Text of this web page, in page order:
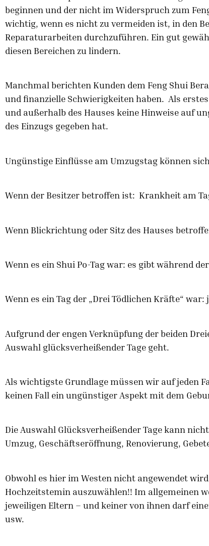
beginnen und der nicht im Widerspruch zum
wichtig, wenn es nicht zu vermeiden ist, in den
Reparaturarbeiten durchzuführen. Ein gut
diesen Bereichen zu lindern.
Manchmal berichten Kunden dem Feng Shui
und finanzielle Schwierigkeiten haben. Als
und außerhalb des Hauses keine Hinweise auf
des Einzugs gegeben hat.
Ungünstige Einflüsse am Umzugstag können
Wenn der Besitzer betroffen ist: Krankheit am
Wenn Blickrichtung oder Sitz des Hauses
Wenn es ein Shui Po-Tag war: es gibt während
Wenn es ein Tag der „Drei Tödlichen Kräfte“
Aufgrund der engen Verknüpfung der beiden
Auswahl glücksverheißender Tage geht.
Als wichtigste Grundlage müssen wir auf jeden
keinen Fall ein ungünstiger Aspekt mit dem
Die Auswahl Glücksverheißender Tage kann
Umzug, Geschäftseröffnung, Renovierung,
Obwohl es hier im Westen nicht angewendet
Hochzeitstemin auszuwählen!! Im allgemeinen
jeweiligen Eltern – und keiner von ihnen darf
usw.